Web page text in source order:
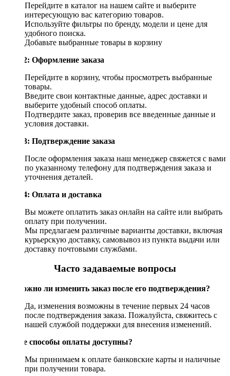
Перейдите в каталог на нашем сайте и выберите
интересующую вас категорию товаров.
Используйте фильтры по бренду, модели и цене для
удобного поиска.
Добавьте выбранные товары в корзину
Шаг 2: Оформление заказа
Перейдите в корзину, чтобы просмотреть выбранные
товары.
Введите свои контактные данные, адрес доставки и
выберите удобный способ оплаты.
Подтвердите заказ, проверив все введенные данные и
условия доставки.
Шаг 3: Подтверждение заказа
После оформления заказа наш менеджер свяжется с вами
по указанному телефону для подтверждения заказа и
уточнения деталей.
Шаг 4: Оплата и доставка
Вы можете оплатить заказ онлайн на сайте или выбрать
оплату при получении.
Мы предлагаем различные варианты доставки, включая
курьерскую доставку, самовывоз из пункта выдачи или
доставку почтовыми службами.
Часто задаваемые вопросы
Возможно ли изменить заказ после его подтверждения?
Да, изменения возможны в течение первых 24 часов
после подтверждения заказа. Пожалуйста, свяжитесь с
нашей службой поддержки для внесения изменений.
Какие способы оплаты доступны?
Мы принимаем к оплате банковские карты и наличные
при получении товара.